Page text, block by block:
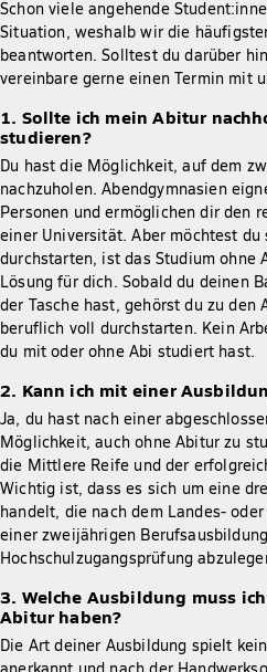
Schon viele angehende
Situation, weshalb wir die
beantworten. Solltest du darüber
vereinbare gerne einen Termin mit
1. Sollte ich mein Abitur
studieren?
Du hast die Möglichkeit, auf dem
nachzuholen. Abendgymnasien
Personen und ermöglichen dir den
einer Universität. Aber möchtest
durchstarten, ist das Studium ohne
Lösung für dich. Sobald du deinen
der Tasche hast, gehörst du zu den
beruflich voll durchstarten. Kein
du mit oder ohne Abi studiert hast.
2. Kann ich mit einer
Ja, du hast nach einer
Möglichkeit, auch ohne Abitur zu
die Mittlere Reife und der
Wichtig ist, dass es sich um eine
handelt, die nach dem Landes-
einer zweijährigen
Hochschulzugangsprüfung
3. Welche Ausbildung muss
Abitur haben?
Die Art deiner Ausbildung spielt